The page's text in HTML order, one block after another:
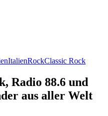
ItalienRockClassic Rock
Radio 88.6 und
aus aller Welt